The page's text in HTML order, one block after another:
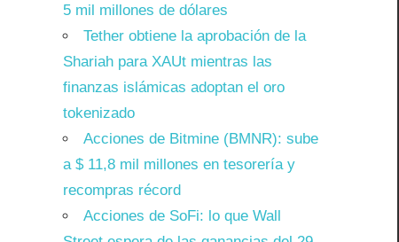
5 mil millones de dólares
Tether obtiene la aprobación de la
Shariah para XAUt mientras las
finanzas islámicas adoptan el oro
tokenizado
Acciones de Bitmine (BMNR): sube
a $ 11,8 mil millones en tesorería y
recompras récord
Acciones de SoFi: lo que Wall